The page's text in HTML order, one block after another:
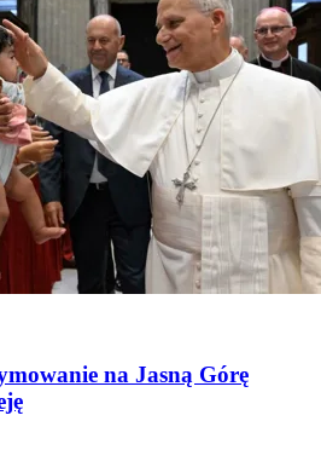
na Jasną Górę